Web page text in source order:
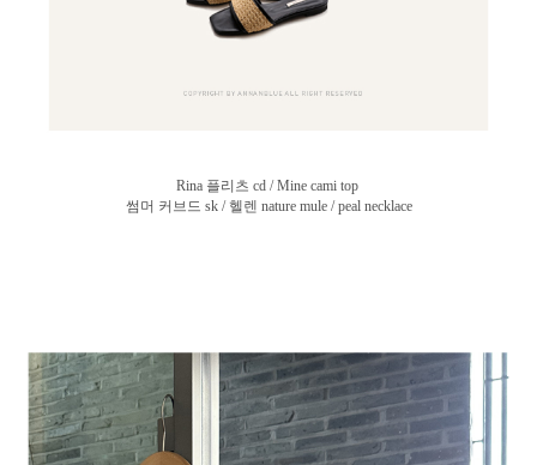
Rina 플리츠 cd / Mine cami top
썸머 커브드 sk / 헬렌 nature mule / peal necklace